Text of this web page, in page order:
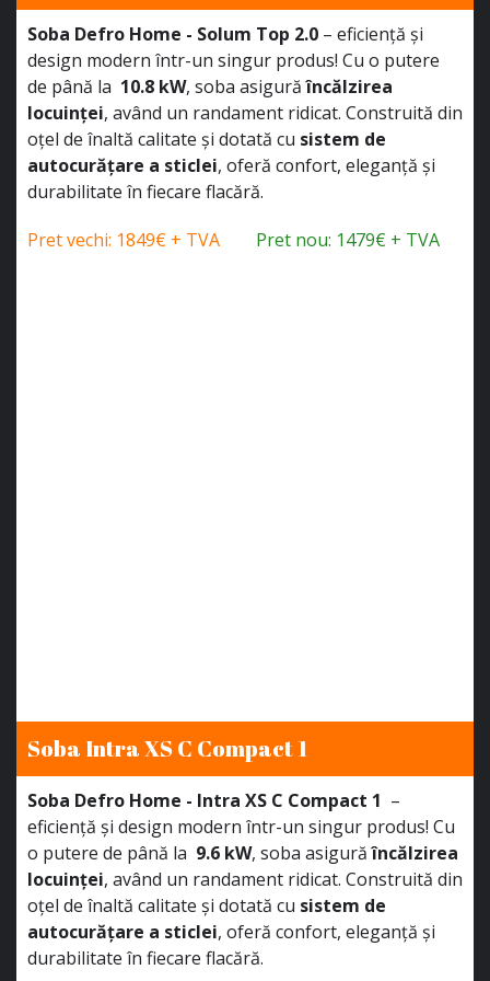
Soba Defro Home - Solum Top 2.0 – eficiență și
design modern într-un singur produs! Cu o putere
de până la 10.8 kW, soba asigurăîncălzirea
locuinței, având un randament ridicat. Construită din
oțel de înaltă calitate și dotată cu sistem de
autocurățare a sticlei, oferă confort, eleganță și
durabilitate în fiecare flacără.
Pret vechi: 1849€ + TVA
Pret nou: 1479€ + TVA
Soba Intra XS C Compact 1
Soba Defro Home - Intra XS C Compact 1 –
eficiență și design modern într-un singur produs! Cu
o putere de până la 9.6 kW, soba asigurăîncălzirea
locuinței, având un randament ridicat. Construită din
oțel de înaltă calitate și dotată cu sistem de
autocurățare a sticlei, oferă confort, eleganță și
durabilitate în fiecare flacără.